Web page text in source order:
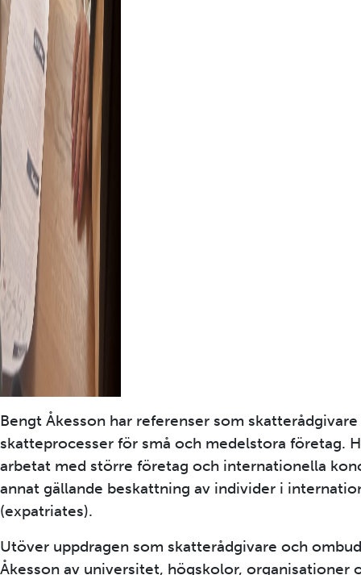
Bengt Åkesson har referenser som
skatteprocesser för små och medelstora företag.
arbetat med större företag och internationella
annat gällande beskattning av individer i
(expatriates).
Utöver uppdragen som skatterådgivare och
Åkesson av universitet, högskolor, organisationer